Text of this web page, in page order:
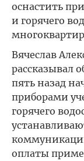
оснастить
и горячего
Вячеслав
рассказывал
пять назад
приборами
горячего
оплаты